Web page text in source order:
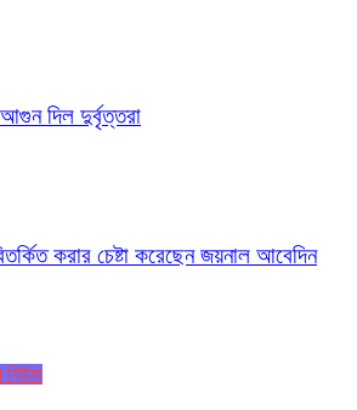
দিল দুর্বৃত্তরা
করার চেষ্টা করেছেন জয়নাল আবেদিন
নিউজ